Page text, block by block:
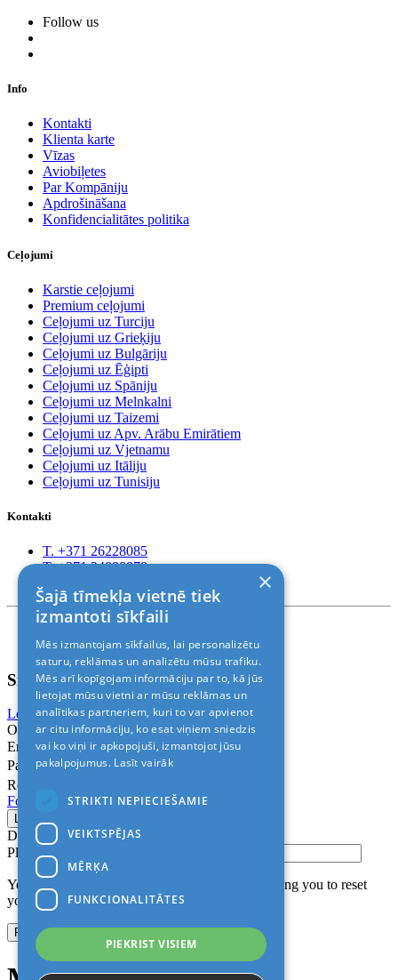
Follow us
Info
Kontakti
Klienta karte
Vīzas
Aviobiļetes
Par Kompāniju
Apdrošināšana
Konfidencialitātes politika
Ceļojumi
Karstie ceļojumi
Premium ceļojumi
Ceļojumi uz Turciju
Ceļojumi uz Grieķiju
Ceļojumi uz Bulgāriju
Ceļojumi uz Ēģipti
Ceļojumi uz Spāniju
Ceļojumi uz Melnkalni
Ceļojumi uz Taizemi
Ceļojumi uz Apv. Arābu Emirātiem
Ceļojumi uz Vjetnamu
Ceļojumi uz Itāliju
Ceļojumi uz Tunisiju
Kontakti
T. +371 26228085
T. +371 24888878
© 2011-2026> «ALANI SIA»
Sign In
Login with Facebook Login with Google
Or
Email
Password
Remember me
Forgot Password?
Don’t have an account?
Please confirm login email below
You will receive an email containing a link allowing you to reset
your password to a new preferred one.
×
Šajā tīmekļa vietnē tiek
izmantoti sīkfaili
Mēs izmantojam sīkfailus, lai personalizētu
saturu, reklāmas un analizētu mūsu trafiku.
Mēs arī kopīgojam informāciju par to, kā jūs
lietojat mūsu vietni ar mūsu reklāmas un
analītikas partneriem, kuri to var apvienot
ar citu informāciju, ko esat viņiem sniedzis
vai ko viņi ir apkopojuši, izmantojot jūsu
pakalpojumus. Lasīt vairāk
STRIKTI NEPIECIEŠAMIE
VEIKTSPĒJAS
MĒRĶA
FUNKCIONALITĀTES
PIEKRIST VISIEM